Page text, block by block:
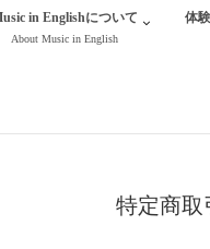
in Englishについて
About Music in English
体
特定商取